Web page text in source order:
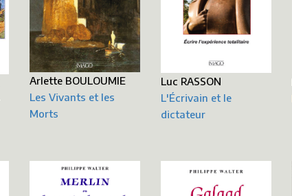
Arlette BOULOUMIE
Les Vivants et les
Morts
Luc RASSON
L'Écrivain et le
dictateur